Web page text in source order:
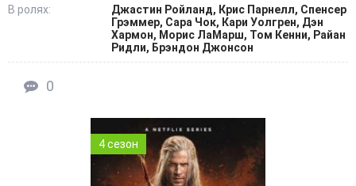
В ролях:
Джастин Ройланд, Крис Парнелл, Спенсер
Грэммер, Сара Чок, Кари Уолгрен, Дэн
Хармон, Морис ЛаМарш, Том Кенни, Райан
Ридли, Брэндон Джонсон
0
4 сезон